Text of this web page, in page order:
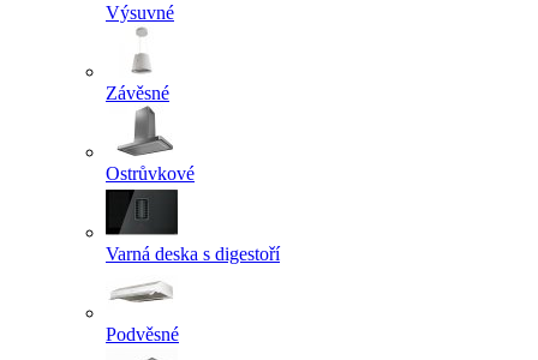
Výsuvné
Závěsné
Ostrůvkové
Varná deska s digestoří
Podvěsné